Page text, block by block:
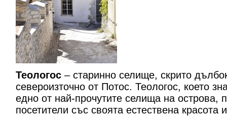
Теологос – старинно селище, скрито
североизточно от Потос. Теологос, което
едно от най-прочутите селища на острова,
посетители със своята естествена красота